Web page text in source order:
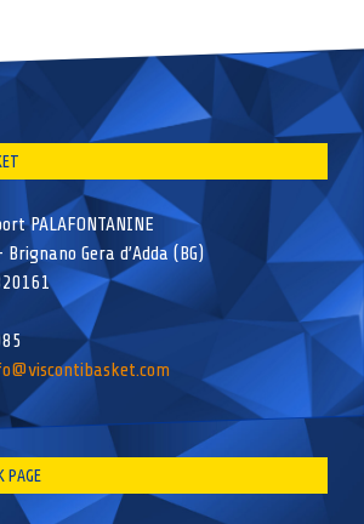
PALAFONTANINE
Gera d’Adda (BG)
PAGE